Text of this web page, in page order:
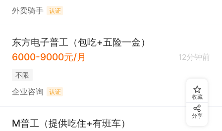
外卖骑手 认证
东方电子普工（包吃+五险一金）
6000-9000元/月
12分钟前
不限
企业咨询 认证
M普工（提供吃住+有班车）
收藏
分享